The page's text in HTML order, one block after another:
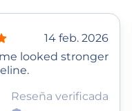
14 feb. 2026
looked stronger
Reseña verificada